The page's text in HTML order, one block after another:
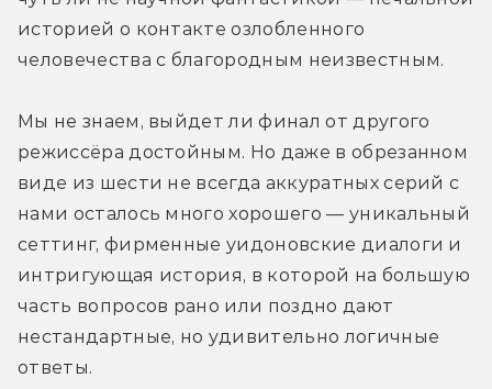
историей о контакте озлобленного
человечества с благородным неизвестным.
Мы не знаем, выйдет ли финал от другого
режиссёра достойным. Но даже в обрезанном
виде из шести не всегда аккуратных серий с
нами осталось много хорошего — уникальный
сеттинг, фирменные уидоновские диалоги и
интригующая история, в которой на большую
часть вопросов рано или поздно дают
нестандартные, но удивительно логичные
ответы.